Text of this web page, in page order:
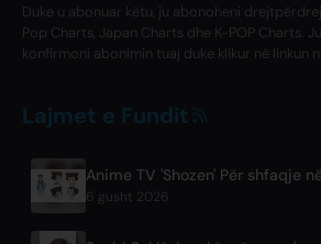
Duke u abonuar këtu, ju abonoheni
Pop Charts, Japan Charts dhe K-POP Charts.
konfirmoni abonimin tuaj duke klikur në linkun
Lajmet e Fundit
6 gusht 2026